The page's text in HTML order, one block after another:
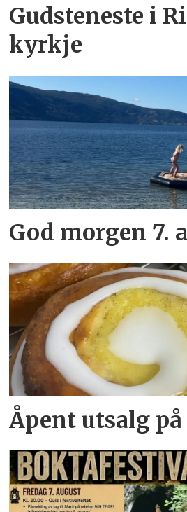
Gudsteneste i
kyrkje
God morgen 7.
Åpent utsalg